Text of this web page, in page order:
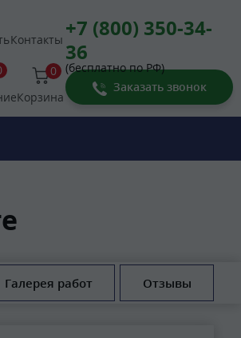
Контакты +7 (800) 350-34-
36
(бесплатно по РФ)
0
Корзина
Заказать звонок
Галерея работ Отзывы